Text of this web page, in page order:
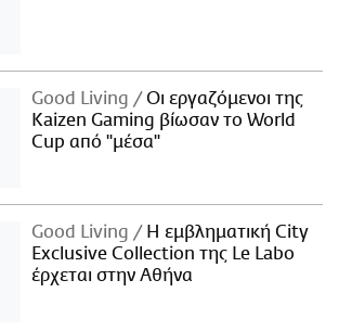
Good Living
Οι εργαζόμενοι της
Kaizen Gaming βίωσαν το World
Cup από "μέσα"
Good Living
Η εμβληματική City
Exclusive Collection της Le Labo
έρχεται στην Αθήνα